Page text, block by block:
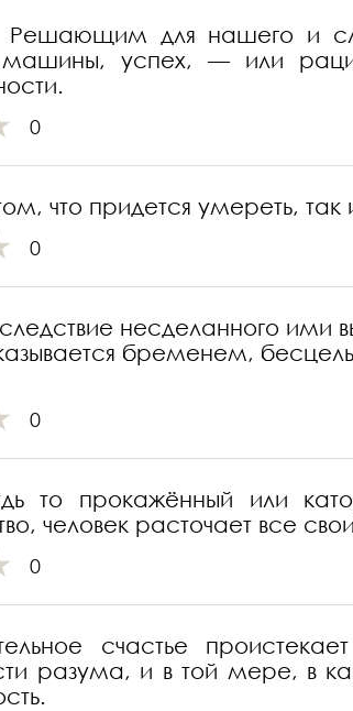
для нашего и
успех, — или
0
что придется умереть, так
0
несделанного ими
бременем,
0
то прокажённый или
человек расточает все
0
счастье
разума, и в той мере, в